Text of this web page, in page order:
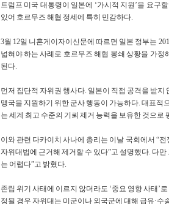
트럼프 미국 대통령이 일본에 ‘가시적 지원’을 요구
있어 호르무즈 해협 정세에 특히 민감하다.
3월 12일 니혼게이자이신문에 따르면 일본 정부는
넓혀야 하는 사례로 호르무즈 해협 봉쇄 상황을 가
된다.
먼저 집단적 자위권 행사다. 일본이 직접 공격을 받
맹국을 지원하기 위한 군사 행동이 가능하다. 대표
는 세계 최고 수준의 기뢰 제거 능력을 보유한 것으로
이와 관련 다카이치 사나에 총리는 이날 국회에서 “
자위대법에 근거해 제거할 수 있다”고 설명했다. 다
는 어렵다”고 밝혔다.
존립 위기 사태에 이르지 않더라도 ‘중요 영향 사태’
정될 경우 자위대는 미군이나 외국군에 대해 급유·수